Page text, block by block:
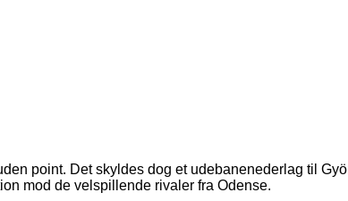
point. Det skyldes dog et udebanenederlag til
mod de velspillende rivaler fra Odense.